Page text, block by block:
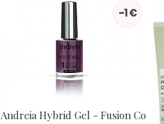
-1 €
Andreia Hybrid Gel - Fusion Color